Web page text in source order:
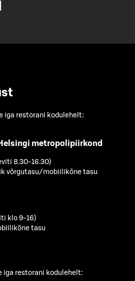
iga restorani kodulehelt:
metropolipiirkond
8.30-16.30)
võrgutasu/mobiilikõne tasu
klo 9-16)
tasu
iga restorani kodulehelt: